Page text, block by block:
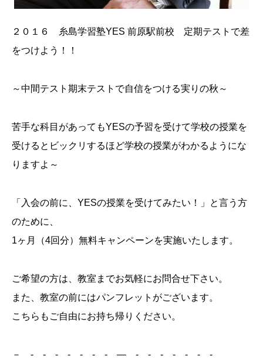
２０１６ 糸島学習塾YES 前原駅前校 定期テストで差
をつけよう！！
～中間テスト期末テストで自信をつける実りの秋～
苦手な科目があってもYESの予習を受けて学校の授業を
受けるとビックリするほど学校の授業がわかるようにな
りますよ～
「入会の前に、YESの授業を受けてみたい！」と言う方
のために、
1ヶ月（4回分）無料キャンペーンを実施いたします。
ご希望の方は、教室までお気軽にお問合せ下さい。
また、教室の前にはパンフレットがございます。
こちらもご自由にお持ち帰りください。
－ - - - - - - - ― - - - - - - -